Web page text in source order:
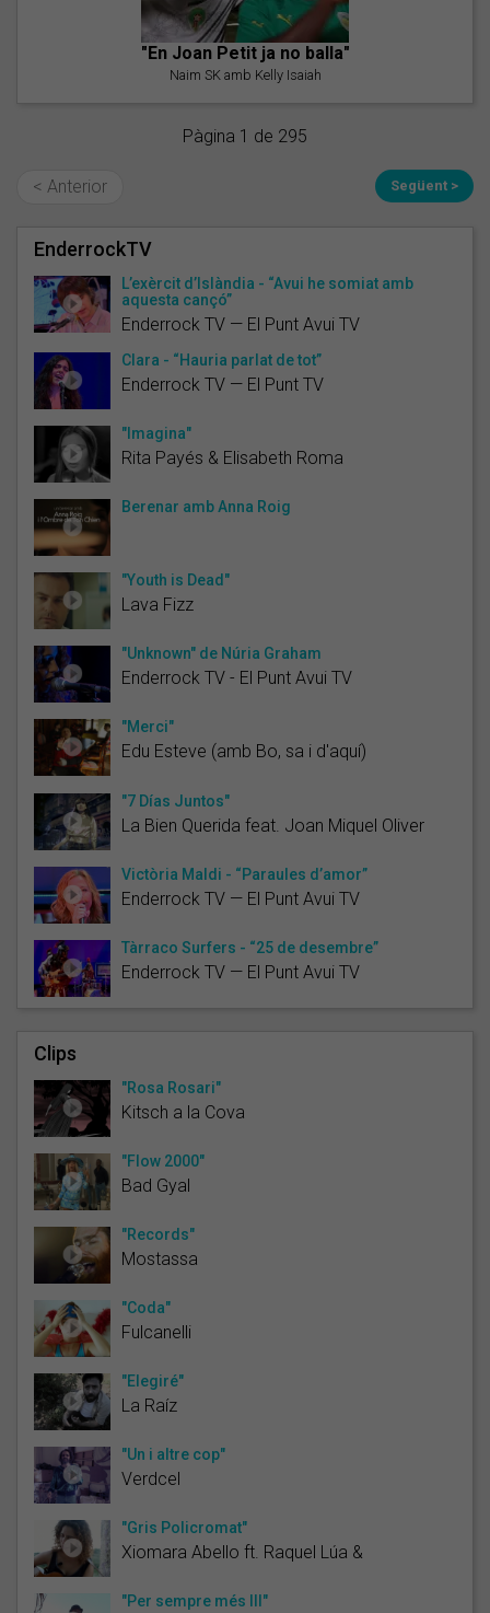
"En Joan Petit ja no balla"
Naim SK amb Kelly Isaiah
Pàgina 1 de 295
< Anterior Següent >
EnderrockTV
L’exèrcit d’Islàndia - “Avui he somiat amb
aquesta cançó”
Enderrock TV — El Punt Avui TV
Clara - “Hauria parlat de tot”
Enderrock TV — El Punt TV
"Imagina"
Rita Payés & Elisabeth Roma
Berenar amb Anna Roig
"Youth is Dead"
Lava Fizz
"Unknown" de Núria Graham
Enderrock TV - El Punt Avui TV
"Merci"
Edu Esteve (amb Bo, sa i d'aquí)
"7 Días Juntos"
La Bien Querida feat. Joan Miquel Oliver
Victòria Maldi - “Paraules d’amor”
Enderrock TV — El Punt Avui TV
Tàrraco Surfers - “25 de desembre”
Enderrock TV — El Punt Avui TV
Clips
"Rosa Rosari"
Kitsch a la Cova
"Flow 2000"
Bad Gyal
"Records"
Mostassa
"Coda"
Fulcanelli
"Elegiré"
La Raíz
"Un i altre cop"
Verdcel
"Gris Policromat"
Xiomara Abello ft. Raquel Lúa &
"Per sempre més III"